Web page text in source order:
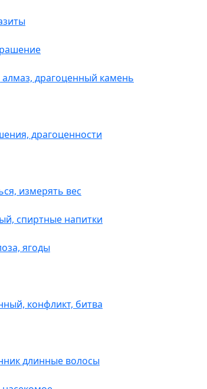
драгоценный камень
драгоценности
измерять вес
спиртные напитки
ягоды
конфликт, битва
длинные волосы